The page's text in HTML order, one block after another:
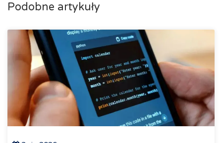
Podobne artykuły